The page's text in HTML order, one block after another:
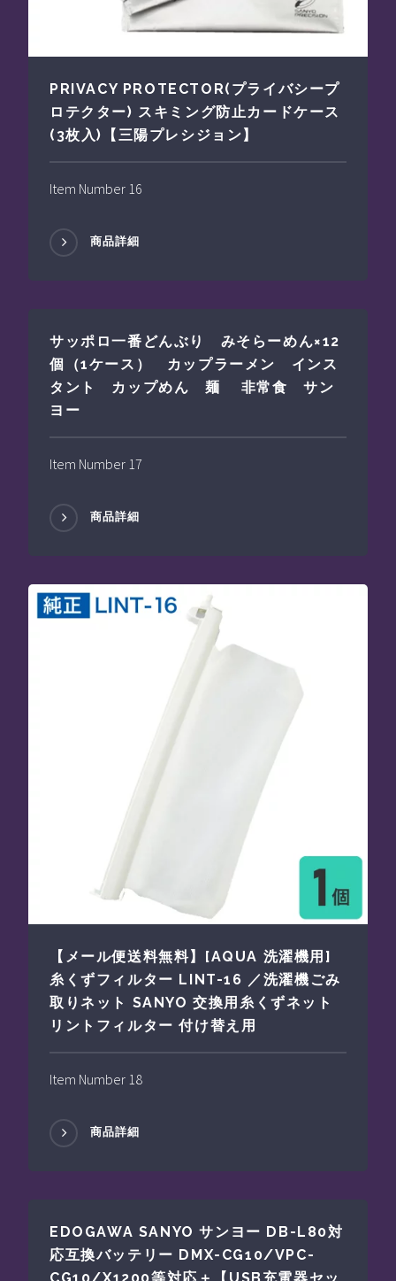
PRIVACY PROTECTOR(プライバシープ
ロテクター) スキミング防止カードケース
(3枚入)【三陽プレシジョン】
Item Number 16
商品詳細
サッポロ一番どんぶり みそらーめん×12
個（1ケース） カップラーメン インス
タント カップめん 麺 非常食 サン
ヨー
Item Number 17
商品詳細
【メール便送料無料】[AQUA 洗濯機用]
糸くずフィルター LINT-16 ／洗濯機ごみ
取りネット SANYO 交換用糸くずネット
リントフィルター 付け替え用
Item Number 18
商品詳細
EDOGAWA SANYO サンヨー DB-L80対
応互換バッテリー DMX-CG10/VPC-